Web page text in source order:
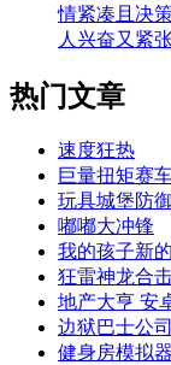
情紧凑且决
人兴奋又紧张
热门文章
速度狂热
巨量扭矩赛
玩具城堡防御
嘟嘟大冲锋
我的孩子新
狂雷神龙合
地产大亨 安
边狱巴士公
健身房模拟器